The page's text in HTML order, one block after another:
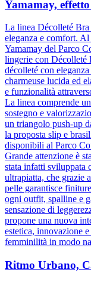
Yamamay,
La linea Décolleté Bra
eleganza e comfort.
Yamamay del Parco
lingerie con Décolleté
décolleté con
charmeuse lucida ed
e funzionalità
La linea comprende
sostegno e
un triangolo push-up
la proposta slip e
disponibili al Parco
Grande attenzione è
stata infatti sviluppata
ultrapiatta, che grazie
pelle garantisce
ogni outfit, spalline e
sensazione di
propone una nuova
estetica, innovazione
femminilità in modo
Ritmo Urbano,